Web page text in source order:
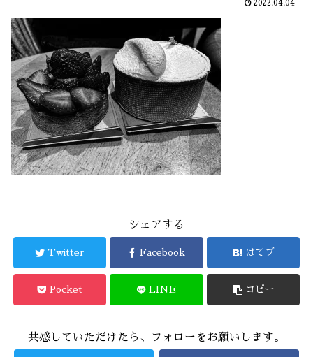
2022.04.04
シェアする
Twitter Facebook はてブ
Pocket LINE コピー
共感していただけたら、フォローをお願いします。